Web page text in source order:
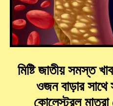
মিষ্টি জাতীয় সমস্ত
ওজন বাড়ার
কোলেস্টরল মাত্রা